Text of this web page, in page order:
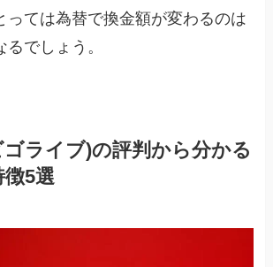
っては為替で換金額が変わるのは
でしょう。
ライブ)の評判から分かる
5選